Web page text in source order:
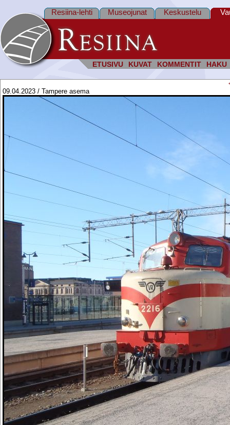
ETUSIVU KUVAT KOMMENTIT HAKU
Resiina-lehti Museojunat Keskustelu
09.04.2023 / Tampere asema